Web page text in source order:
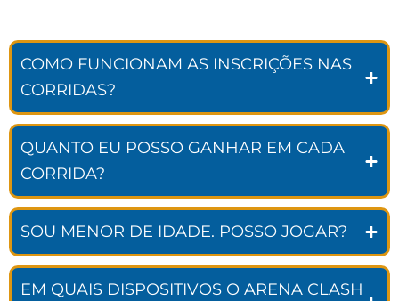
COMO FUNCIONAM AS INSCRIÇÕES NAS
CORRIDAS?
QUANTO EU POSSO GANHAR EM CADA
CORRIDA?
SOU MENOR DE IDADE. POSSO JOGAR?
EM QUAIS DISPOSITIVOS O ARENA CLASH